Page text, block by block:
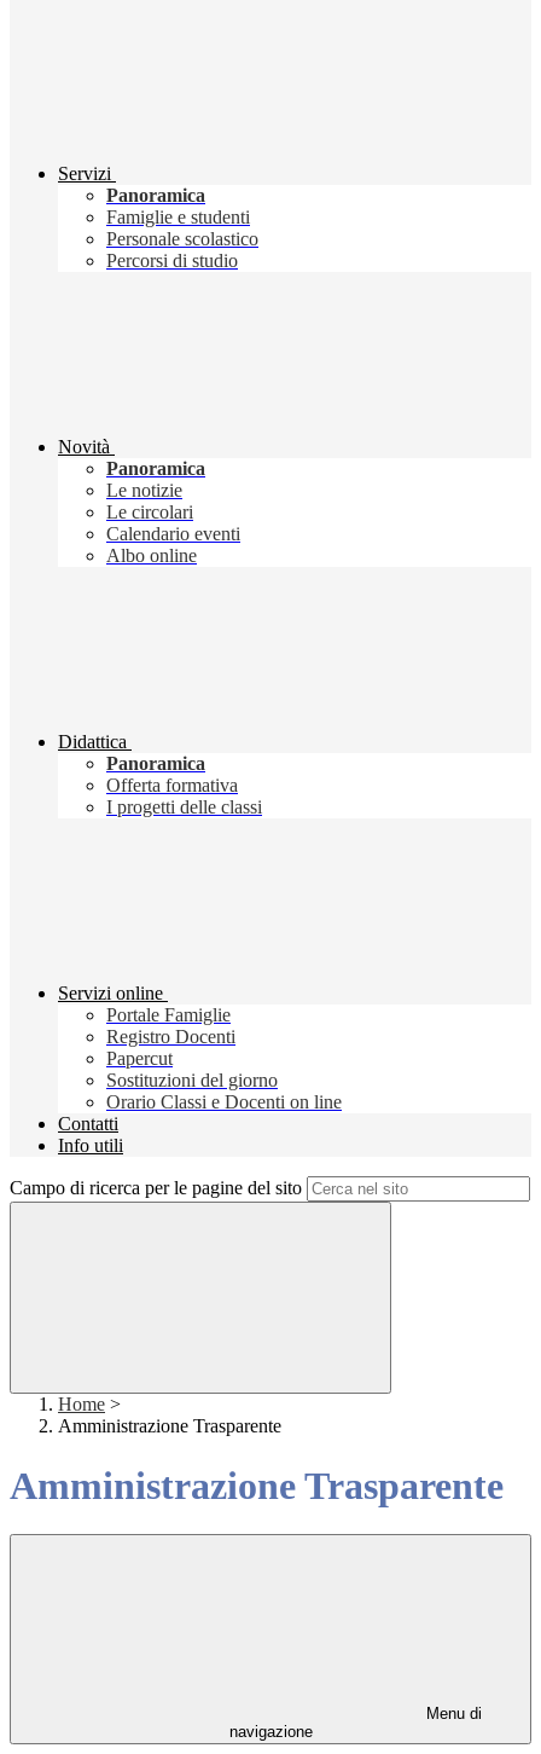
Servizi
Panoramica
Famiglie e studenti
Personale scolastico
Percorsi di studio
Novità
Panoramica
Le notizie
Le circolari
Calendario eventi
Albo online
Didattica
Panoramica
Offerta formativa
I progetti delle classi
Servizi online
Portale Famiglie
Registro Docenti
Papercut
Sostituzioni del giorno
Orario Classi e Docenti on line
Contatti
Info utili
Campo di ricerca per le pagine del sito
Home >
Amministrazione Trasparente
Amministrazione Trasparente
Menu di
navigazione